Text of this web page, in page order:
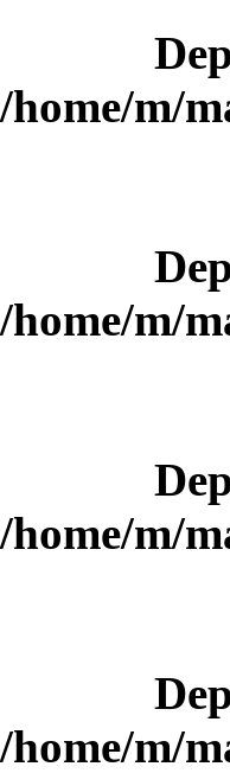
/home/m/
/home/m/
/home/m/
/home/m/